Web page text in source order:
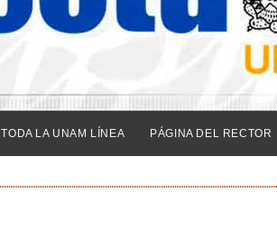
TODA LA UNAM LÍNEA PÁGINA DEL RECTOR